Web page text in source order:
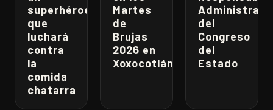
superhéroe
que
luchará
contra
la
comida
chatarra
Martes
de
Brujas
2026 en
Xoxocotlán
del
Congreso
del
Estado